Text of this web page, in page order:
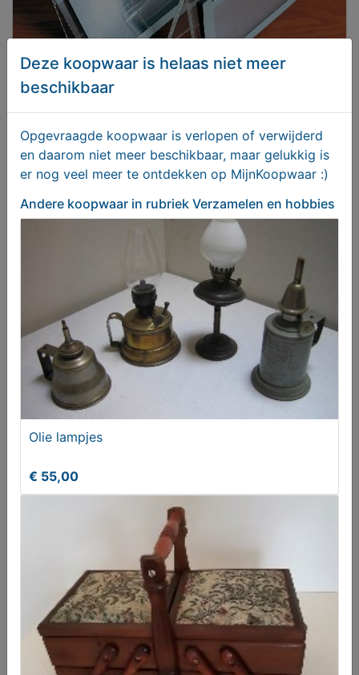
Fotohouder flip album 2x voor 15x10cm foto's
€ 9,00
OUDHOLLANDSE DRIEHOEKSTOELEN
Onderstel/frame karretje
Deze koopwaar is helaas niet meer
beschikbaar
Opgevraagde koopwaar is verlopen of verwijderd
en daarom niet meer beschikbaar, maar gelukkig is
er nog veel meer te ontdekken op MijnKoopwaar :)
Andere koopwaar in rubriek Verzamelen en hobbies
Olie lampjes
€ 55,00